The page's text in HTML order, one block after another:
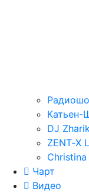
Катьен-
DJ
ZENT‑X
Чарт
Видео